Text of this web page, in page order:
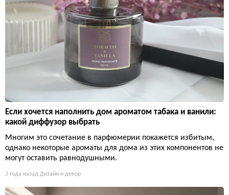
Если хочется наполнить дом ароматом табака и ванили:
какой диффузор выбрать
Многим это сочетание в парфюмерии покажется избитым,
однако некоторые ароматы для дома из этих компонентов не
могут оставить равнодушными.
2 года назад Дизайн и декор